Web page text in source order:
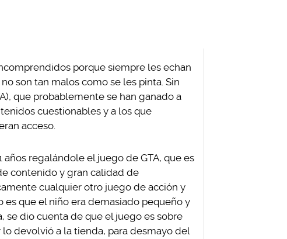
porque siempre les echan
son tan malos como se les pinta. Sin
que probablemente se han ganado a
cuestionables y a los que
acceso.
regalándole el juego de GTA, que es
contenido y gran calidad de
cualquier otro juego de acción y
que el niño era demasiado pequeño y
se dio cuenta de que el juego es sobre
devolvió a la tienda, para desmayo del